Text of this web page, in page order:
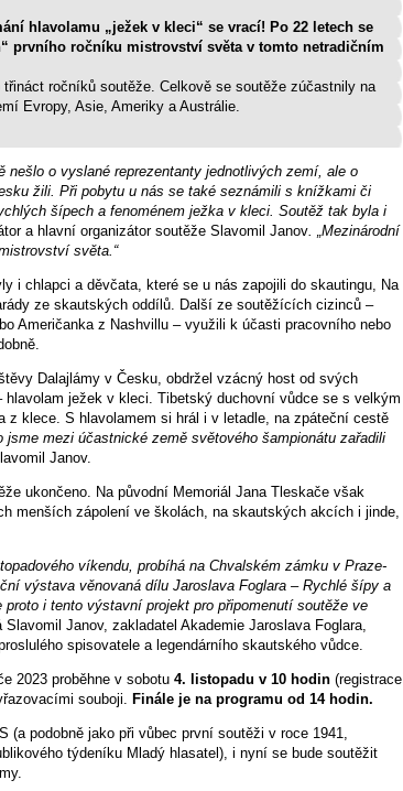
hlavolamu „ježek v kleci“ se vrací! Po 22 letech se
prvního ročníku mistrovství světa v tomto netradičním
třináct ročníků soutěže. Celkově se soutěže zúčastnily na
Evropy, Asie, Ameriky a Austrálie.
nešlo o vyslané reprezentanty jednotlivých zemí, ale o
žili. Při pobytu u nás se také seznámili s knížkami či
šípech a fenoménem ježka v kleci. Soutěž tak byla i
a hlavní organizátor soutěže Slavomil Janov. „Mezinárodní
světa.“
i chlapci a děvčata, které se u nás zapojili do skautingu, Na
ze skautských oddílů. Další ze soutěžících cizinců –
Američanka z Nashvillu – využili k účasti pracovního nebo
Dalajlámy v Česku, obdržel vzácný host od svých
ježek v kleci. Tibetský duchovní vůdce se s velkým
z klece. S hlavolamem si hrál i v letadle, na zpáteční cestě
jsme mezi účastnické země světového šampionátu zařadili
Janov.
ukončeno. Na původní Memoriál Jana Tleskače však
menších zápolení ve školách, na skautských akcích i jinde,
víkendu, probíhá na Chvalském zámku v Praze-
výstava věnovaná dílu Jaroslava Foglara – Rychlé šípy a
i tento výstavní projekt pro připomenutí soutěže ve
Janov, zakladatel Akademie Jaroslava Foglara,
spisovatele a legendárního skautského vůdce.
2023 proběhne v sobotu 4. listopadu v 10 hodin (registrace
souboji. Finále je na programu od 14 hodin.
(a podobně jako při vůbec první soutěži v roce 1941,
týdeníku Mladý hlasatel), i nyní se bude soutěžit